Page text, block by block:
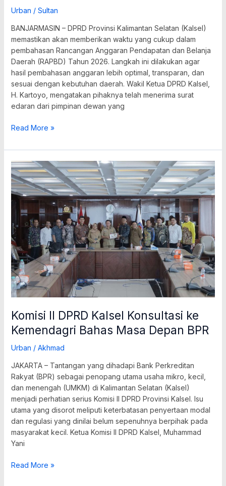
Urban / Sultan
BANJARMASIN – DPRD Provinsi Kalimantan Selatan (Kalsel)
memastikan akan memberikan waktu yang cukup dalam
pembahasan Rancangan Anggaran Pendapatan dan Belanja
Daerah (RAPBD) Tahun 2026. Langkah ini dilakukan agar
hasil pembahasan anggaran lebih optimal, transparan, dan
sesuai dengan kebutuhan daerah. Wakil Ketua DPRD Kalsel,
H. Kartoyo, mengatakan pihaknya telah menerima surat
edaran dari pimpinan dewan yang
Read More »
Komisi II DPRD Kalsel Konsultasi ke
Kemendagri Bahas Masa Depan BPR
Urban / Akhmad
JAKARTA – Tantangan yang dihadapi Bank Perkreditan
Rakyat (BPR) sebagai penopang utama usaha mikro, kecil,
dan menengah (UMKM) di Kalimantan Selatan (Kalsel)
menjadi perhatian serius Komisi II DPRD Provinsi Kalsel. Isu
utama yang disorot meliputi keterbatasan penyertaan modal
dan regulasi yang dinilai belum sepenuhnya berpihak pada
masyarakat kecil. Ketua Komisi II DPRD Kalsel, Muhammad
Yani
Komisi
II
DPRD
Kalsel
Konsultasi
ke
Kemendagri
Bahas
Masa
Depan
BPR
Read More »